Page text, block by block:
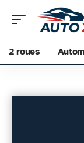
2 roues